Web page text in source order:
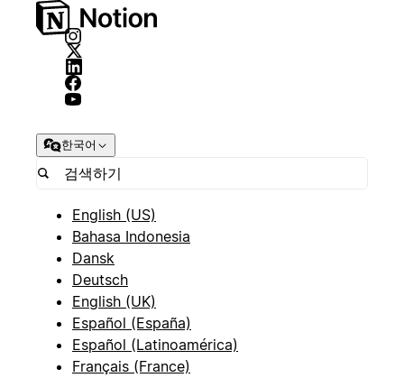
한국어
English (US)
Bahasa Indonesia
Dansk
Deutsch
English (UK)
Español (España)
Español (Latinoamérica)
Français (France)